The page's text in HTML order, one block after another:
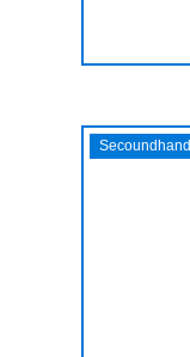
Secoundhand